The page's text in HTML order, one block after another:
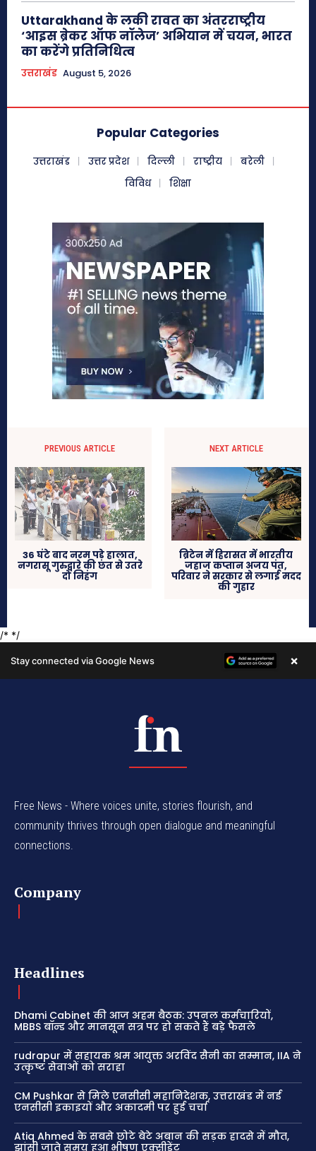
Free News - Where voices unite, stories flourish, and
community thrives through open dialogue and meaningful
connections.
Company
Headlines
Dhami Cabinet की आज अहम बैठक: उपनल कर्मचारियों,
MBBS बॉन्ड और मानसून सत्र पर हो सकते हैं बड़े फैसले
rudrapur में सहायक श्रम आयुक्त अरविंद सैनी का सम्मान, IIA ने
उत्कृष्ट सेवाओं को सराहा
CM Pushkar से मिले एनसीसी महानिदेशक, उत्तराखंड में नई
एनसीसी इकाइयों और अकादमी पर हुई चर्चा
Atiq Ahmed के सबसे छोटे बेटे अबान की सड़क हादसे में मौत,
झांसी जाते समय हुआ भीषण एक्सीडेंट